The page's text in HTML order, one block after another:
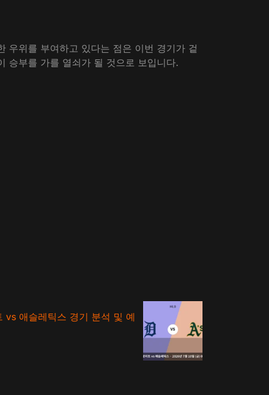
우위를 부여하고 있다는 점은 이번 경기가 겉
승부를 가를 열쇠가 될 것으로 보입니다.
vs 애슬레틱스 경기 분석 및 예